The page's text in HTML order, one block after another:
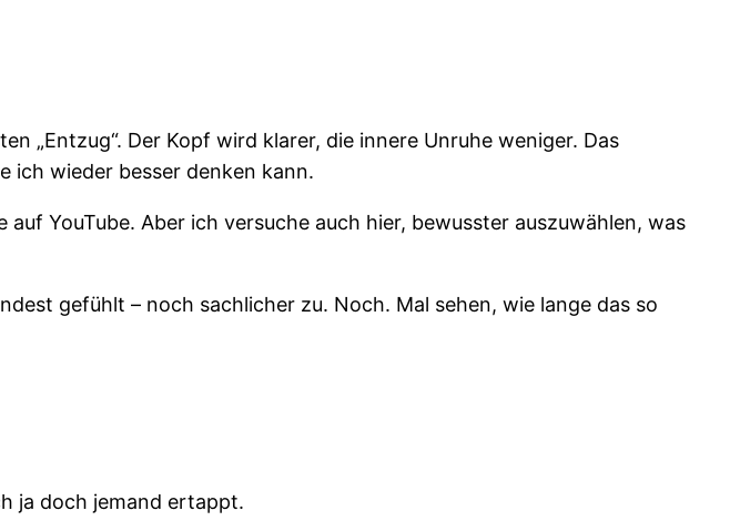
„Entzug“. Der Kopf wird klarer, die innere Unruhe weniger. Das
ich wieder besser denken kann.
YouTube. Aber ich versuche auch hier, bewusster auszuwählen, was
gefühlt – noch sachlicher zu. Noch. Mal sehen, wie lange das so
ja doch jemand ertappt.